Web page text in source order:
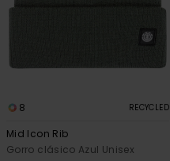
8 RECYCLED
Mid Icon Rib
Gorro clásico Azul Unisex